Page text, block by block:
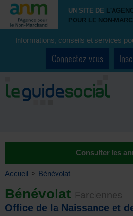
UN SITE DE
POUR LE NON-
Informations, conseils et services
Connectez-vous
Consulter les
Accueil > Bénévolat
Bénévolat Farciennes
Office de la Naissance et